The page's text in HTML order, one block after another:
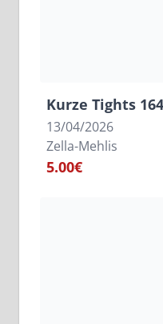
Kurze Tights 164
13/04/2026
Zella-Mehlis
5.00€